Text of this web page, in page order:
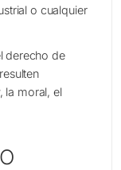
o cualquier
derecho de
la moral, el